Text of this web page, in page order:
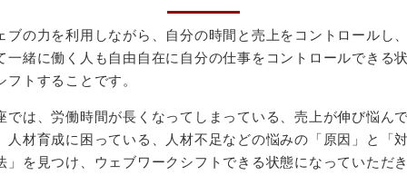
ブの力を利用しながら、自分の時間と売上をコントロールし
一緒に働く人も自由自在に自分の仕事をコントロールできる
フトすることです。
では、労働時間が長くなってしまっている、売上が伸び悩ん
人材育成に困っている、人材不足などの悩みの「原因」と「
」を見つけ、ウェブワークシフトできる状態になっていただ